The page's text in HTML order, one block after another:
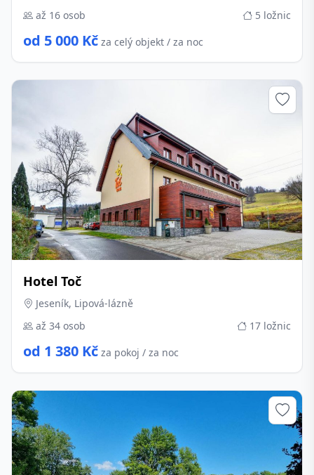
až 16 osob
5 ložnic
od 5 000 Kč za celý objekt / za noc
Hotel Toč
Jeseník, Lipová-lázně
až 34 osob
17 ložnic
od 1 380 Kč za pokoj / za noc